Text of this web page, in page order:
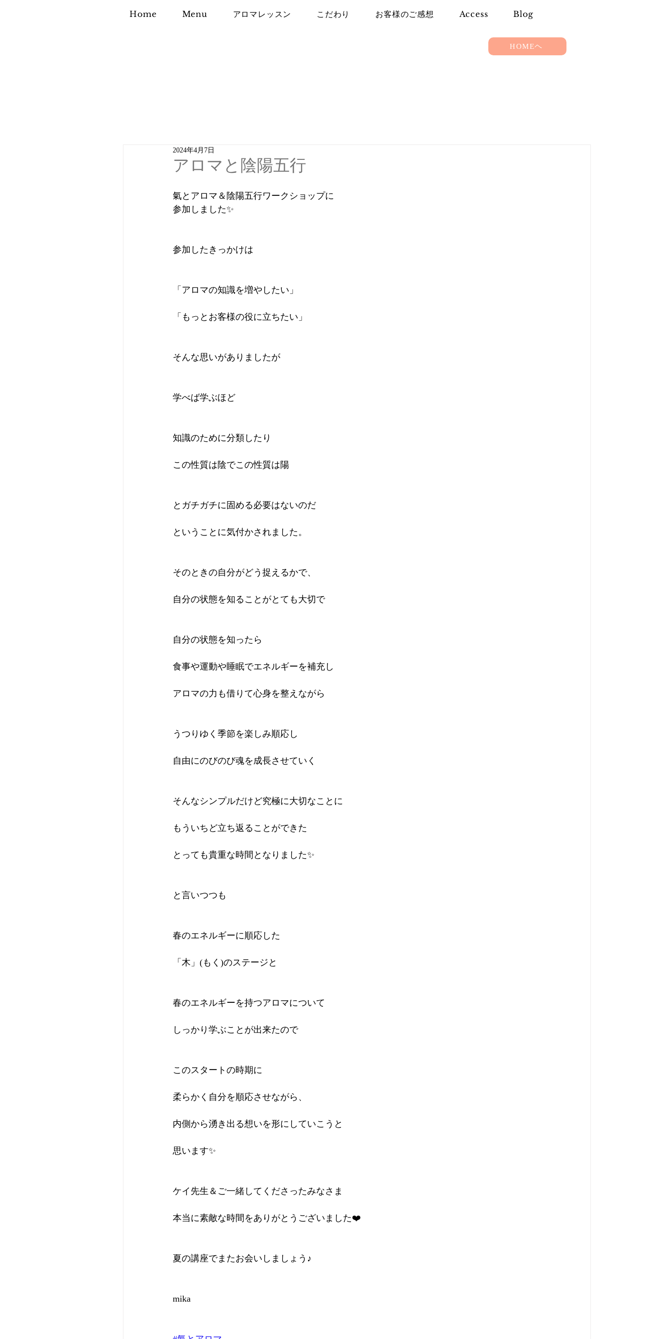
Home Menu アロマレッスン こだわり お客様のご感想 Access Blog
HOMEヘ
アロマと陰陽五行
2024年4月7日
氣とアロマ＆陰陽五行ワークショップに
参加しました✨
参加したきっかけは
「アロマの知識を増やしたい」
「もっとお客様の役に立ちたい」
そんな思いがありましたが
学べば学ぶほど
知識のために分類したり
この性質は陰でこの性質は陽
とガチガチに固める必要はないのだ
ということに気付かされました。
そのときの自分がどう捉えるかで、
自分の状態を知ることがとても大切で
自分の状態を知ったら
食事や運動や睡眠でエネルギーを補充し
アロマの力も借りて心身を整えながら
うつりゆく季節を楽しみ順応し
自由にのびのび魂を成長させていく
そんなシンプルだけど究極に大切なことに
もういちど立ち返ることができた
とっても貴重な時間となりました✨
と言いつつも
春のエネルギーに順応した
「木」(もく)のステージと
春のエネルギーを持つアロマについて
しっかり学ぶことが出来たので
このスタートの時期に
柔らかく自分を順応させながら、
内側から湧き出る想いを形にしていこうと
思います✨
ケイ先生＆ご一緒してくださったみなさま
本当に素敵な時間をありがとうございました❤️
夏の講座でまたお会いしましょう♪
mika